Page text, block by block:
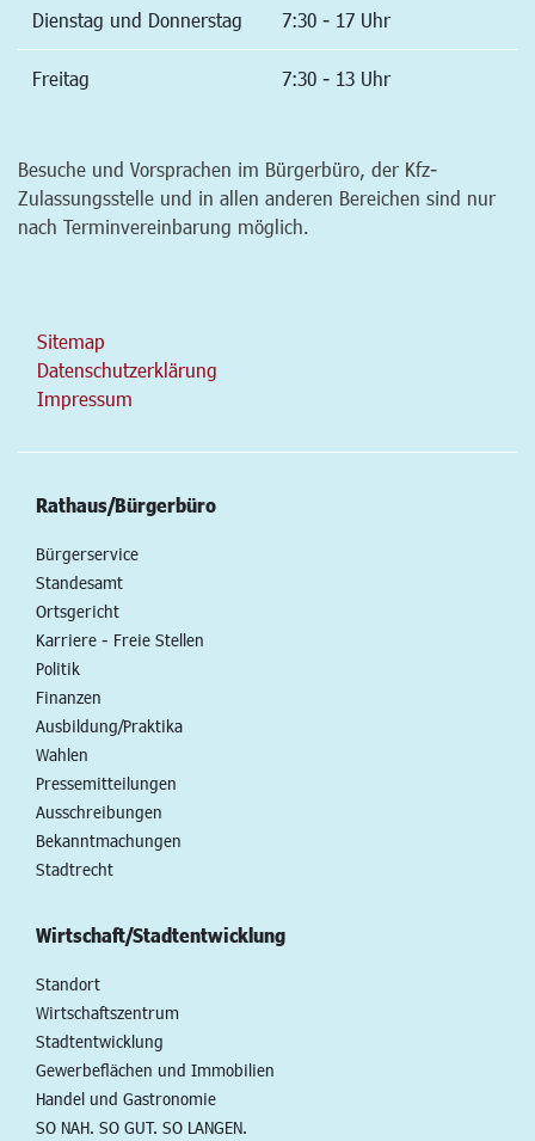
Dienstag und Donnerstag 7:30 - 17 Uhr
Freitag 7:30 - 13 Uhr
Besuche und Vorsprachen im Bürgerbüro, der Kfz-
Zulassungsstelle und in allen anderen Bereichen sind nur
nach Terminvereinbarung möglich.
Sitemap
Datenschutzerklärung
Impressum
Rathaus/Bürgerbüro
Bürgerservice
Standesamt
Ortsgericht
Karriere - Freie Stellen
Politik
Finanzen
Ausbildung/Praktika
Wahlen
Pressemitteilungen
Ausschreibungen
Bekanntmachungen
Stadtrecht
Wirtschaft/Stadtentwicklung
Standort
Wirtschaftszentrum
Stadtentwicklung
Gewerbeflächen und Immobilien
Handel und Gastronomie
SO NAH. SO GUT. SO LANGEN.